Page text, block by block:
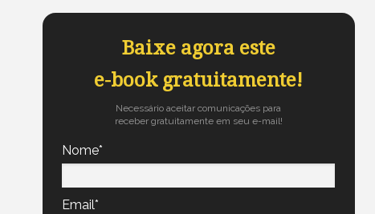
Baixe agora este
e-book gratuitamente!
Necessário aceitar comunicações para
receber gratuitamente em seu e-mail!
Nome*
Email*